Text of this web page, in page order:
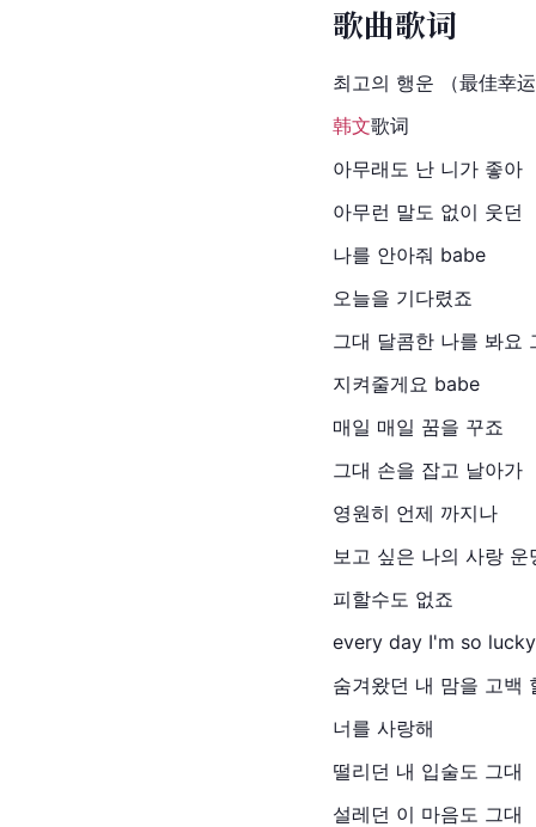
歌曲歌词
최고의 행운 （最佳幸
韩文歌词
아무래도 난 니가 좋아
아무런 말도 없이 웃던
나를 안아줘 babe
오늘을 기다렸죠
그대 달콤한 나를 봐요
지켜줄게요 babe
매일 매일 꿈을 꾸죠
그대 손을 잡고 날아가
영원히 언제 까지나
보고 싶은 나의 사랑 운
피할수도 없죠
every day I'm so lucky
숨겨왔던 내 맘을 고백
너를 사랑해
떨리던 내 입술도 그대
설레던 이 마음도 그대